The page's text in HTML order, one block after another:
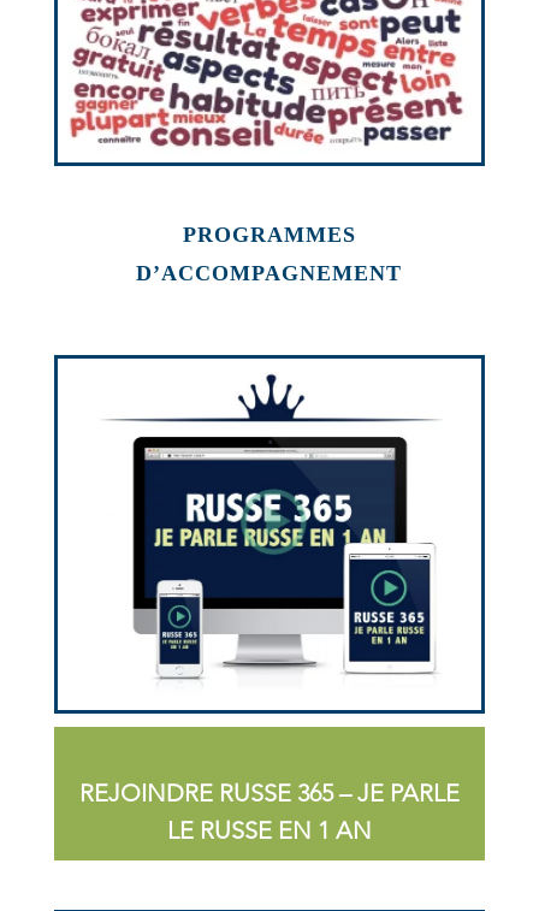
PROGRAMMES
D’ACCOMPAGNEMENT
REJOINDRE RUSSE 365 – JE PARLE
LE RUSSE EN 1 AN